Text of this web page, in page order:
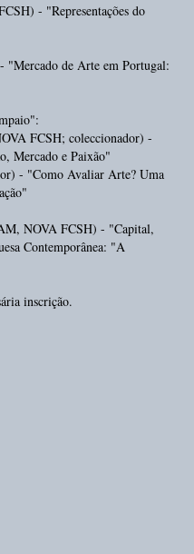
- "Representações do
de Arte em Portugal:
FCSH; coleccionador) -
Mercado e Paixão"
- "Como Avaliar Arte? Uma
NOVA FCSH) - "Capital,
Contemporânea: "A
inscrição.